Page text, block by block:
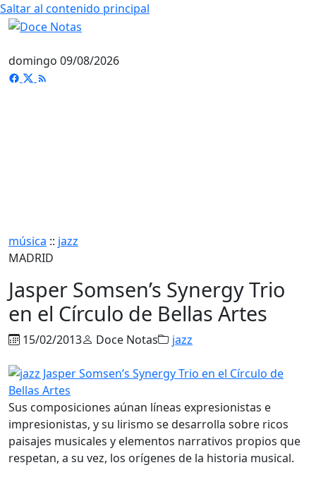
Saltar al contenido principal
domingo 09/08/2026
música :: jazz
MADRID
Jasper Somsen’s Synergy Trio
en el Círculo de Bellas Artes
15/02/2013 Doce Notas jazz
Sus composiciones aúnan líneas expresionistas e
impresionistas, y su lirismo se desarrolla sobre ricos
paisajes musicales y elementos narrativos propios que
respetan, a su vez, los orígenes de la historia musical.